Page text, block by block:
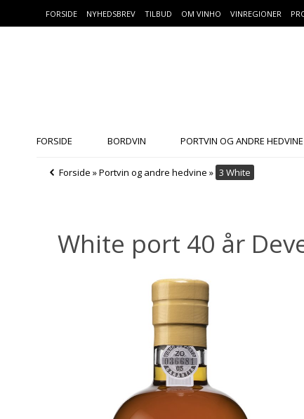
FORSIDE NYHEDSBREV TILBUD OM VINHO VINREGIONER
FORSIDE BORDVIN PORTVIN OG ANDRE HEDVINE
Forside »Portvin og andre hedvine » 3 White
White port 40 år